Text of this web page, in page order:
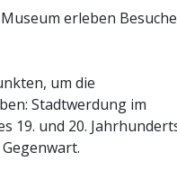
erleben
um die
Stadtwerdung im
19. und 20.